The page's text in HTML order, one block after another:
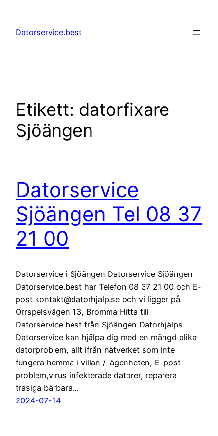
innehåll
Datorservice.best
Etikett: datorfixare
Sjöängen
Datorservice
Sjöängen Tel 08 37
21 00
Datorservice i Sjöängen Datorservice Sjöängen
Datorservice.best har Telefon 08 37 21 00 och E-
post kontakt@datorhjalp.se och vi ligger på
Orrspelsvägen 13, Bromma Hitta till
Datorservice.best från Sjöängen Datorhjälps
Datorservice kan hjälpa dig med en mängd olika
datorproblem, allt ifrån nätverket som inte
fungera hemma i villan / lägenheten, E-post
problem,virus infekterade datorer, reparera
trasiga bärbara…
2024-07-14